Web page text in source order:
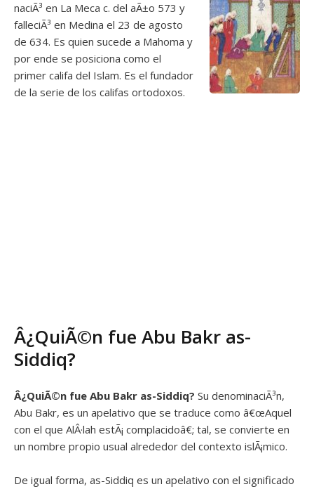
naciÃ³ en La Meca c. del aÃ±o 573 y
falleciÃ³ en Medina el 23 de agosto
de 634. Es quien sucede a Mahoma y
por ende se posiciona como el
primer califa del Islam. Es el fundador
de la serie de los califas ortodoxos.
Â¿QuiÃ©n fue Abu Bakr as-
Siddiq?
Â¿QuiÃ©n fue Abu Bakr as-Siddiq? Su denominaciÃ³n,
Abu Bakr, es un apelativo que se traduce como â€œAquel
con el que AlÂ·lah estÃ¡ complacidoâ€; tal, se convierte en
un nombre propio usual alrededor del contexto islÃ¡mico.
De igual forma, as-Siddiq es un apelativo con el significado